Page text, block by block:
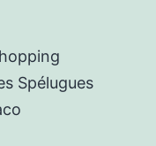
Spélugues